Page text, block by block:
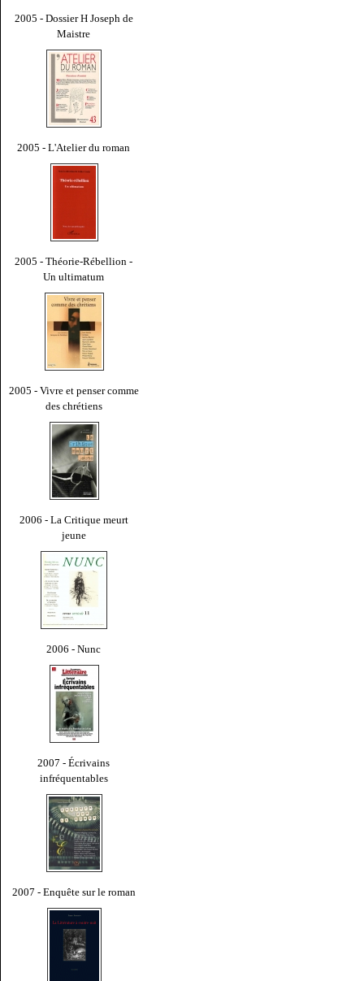
2005 - Dossier H Joseph de
Maistre
2005 - L'Atelier du roman
2005 - Théorie-Rébellion -
Un ultimatum
2005 - Vivre et penser comme
des chrétiens
2006 - La Critique meurt
jeune
2006 - Nunc
2007 - Écrivains
infréquentables
2007 - Enquête sur le roman